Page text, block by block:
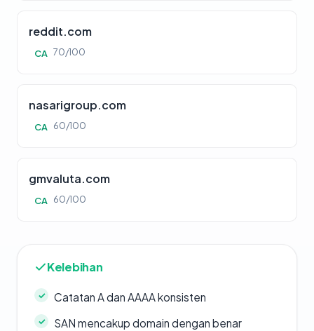
reddit.com
CA 70/100
nasarigroup.com
CA 60/100
gmvaluta.com
CA 60/100
Kelebihan
Catatan A dan AAAA konsisten
SAN mencakup domain dengan benar